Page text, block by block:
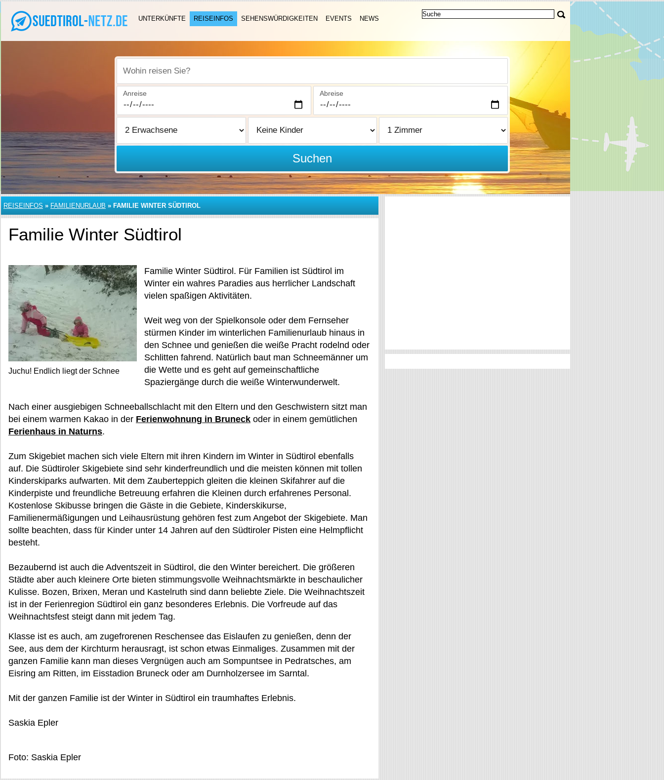
UNTERKÜNFTE REISEINFOS SEHENSWÜRDIGKEITEN EVENTS NEWS
Wohin reisen Sie?
Anreise Abreise
Suchen
REISEINFOS » FAMILIENURLAUB » FAMILIE WINTER SÜDTIROL
Familie Winter Südtirol
Juchu! Endlich liegt der Schnee
Familie Winter Südtirol. Für Familien ist Südtirol im
Winter ein wahres Paradies aus herrlicher Landschaft
vielen spaßigen Aktivitäten.
Weit weg von der Spielkonsole oder dem Fernseher
stürmen Kinder im winterlichen Familienurlaub hinaus in
den Schnee und genießen die weiße Pracht rodelnd oder
Schlitten fahrend. Natürlich baut man Schneemänner um
die Wette und es geht auf gemeinschaftliche
Spaziergänge durch die weiße Winterwunderwelt.
Nach einer ausgiebigen Schneeballschlacht mit den Eltern und den Geschwistern sitzt man
bei einem warmen Kakao in der Ferienwohnung in Bruneck oder in einem gemütlichen
Ferienhaus in Naturns.
Zum Skigebiet machen sich viele Eltern mit ihren Kindern im Winter in Südtirol ebenfalls
auf. Die Südtiroler Skigebiete sind sehr kinderfreundlich und die meisten können mit tollen
Kinderskiparks aufwarten. Mit dem Zauberteppich gleiten die kleinen Skifahrer auf die
Kinderpiste und freundliche Betreuung erfahren die Kleinen durch erfahrenes Personal.
Kostenlose Skibusse bringen die Gäste in die Gebiete, Kinderskikurse,
Familienermäßigungen und Leihausrüstung gehören fest zum Angebot der Skigebiete. Man
sollte beachten, dass für Kinder unter 14 Jahren auf den Südtiroler Pisten eine Helmpflicht
besteht.
Bezaubernd ist auch die Adventszeit in Südtirol, die den Winter bereichert. Die größeren
Städte aber auch kleinere Orte bieten stimmungsvolle Weihnachtsmärkte in beschaulicher
Kulisse. Bozen, Brixen, Meran und Kastelruth sind dann beliebte Ziele. Die Weihnachtszeit
ist in der Ferienregion Südtirol ein ganz besonderes Erlebnis. Die Vorfreude auf das
Weihnachtsfest steigt dann mit jedem Tag.
Klasse ist es auch, am zugefrorenen Reschensee das Eislaufen zu genießen, denn der
See, aus dem der Kirchturm herausragt, ist schon etwas Einmaliges. Zusammen mit der
ganzen Familie kann man dieses Vergnügen auch am Sompuntsee in Pedratsches, am
Eisring am Ritten, im Eisstadion Bruneck oder am Durnholzersee im Sarntal.
Mit der ganzen Familie ist der Winter in Südtirol ein traumhaftes Erlebnis.
Saskia Epler
Foto: Saskia Epler